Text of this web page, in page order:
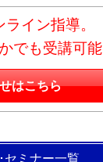
イン指導。
でも受講可能
はこちら
セミナー一覧